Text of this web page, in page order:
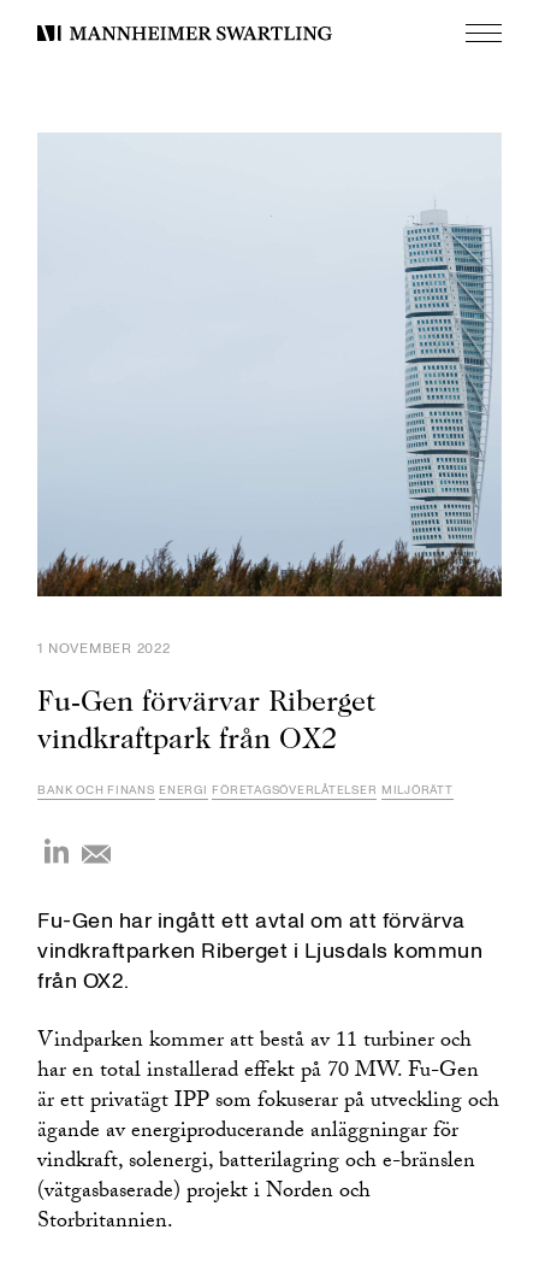
Mannheimer
Meny
1 NOVEMBER 2022
Fu-Gen förvärvar Riberget
vindkraftpark från OX2
BANK OCH FINANS ENERGI FÖRETAGSÖVERLÅTELSER MILJÖRÄTT
Fu-Gen har ingått ett avtal om att förvärva
vindkraftparken Riberget i Ljusdals kommun
från OX2.
Vindparken kommer att bestå av 11 turbiner och
har en total installerad effekt på 70 MW. Fu-Gen
är ett privatägt IPP som fokuserar på utveckling och
ägande av energiproducerande anläggningar för
vindkraft, solenergi, batterilagring och e-bränslen
(vätgasbaserade) projekt i Norden och
Storbritannien.